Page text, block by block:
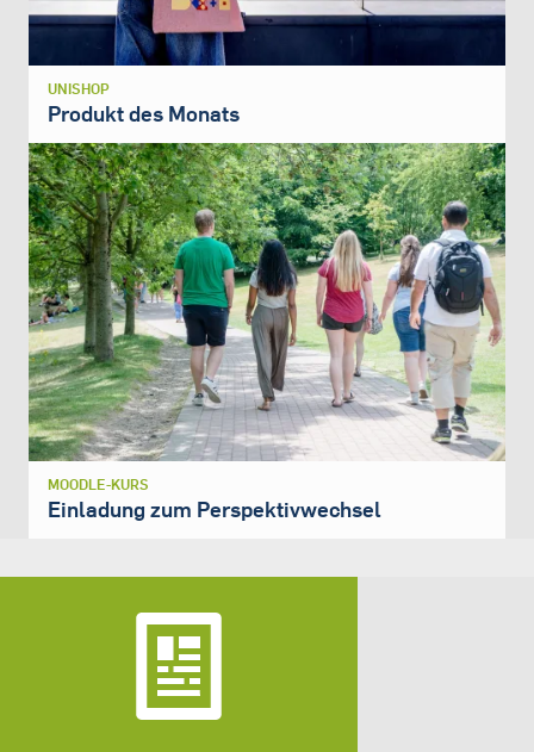
UNISHOP
Produkt des Monats
MOODLE-KURS
Einladung zum Perspektivwechsel